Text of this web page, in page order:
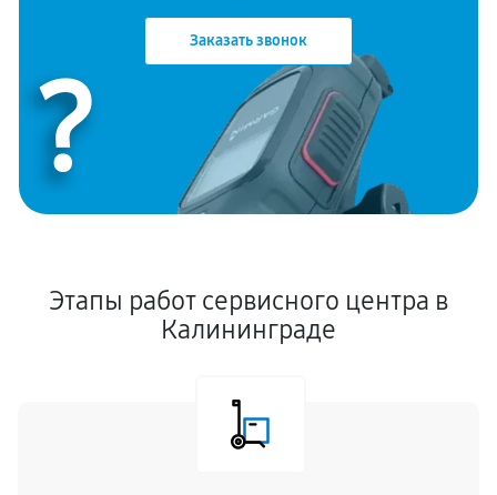
Заказать звонок
?
Этапы работ сервисного центра в
Калининграде